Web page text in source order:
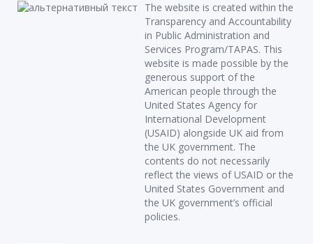
The website is created within the
Transparency and Accountability
in Public Administration and
Services Program/TAPAS. This
website is made possible by the
generous support of the
American people through the
United States Agency for
International Development
(USAID) alongside UK aid from
the UK government. The
contents do not necessarily
reflect the views of USAID or the
United States Government and
the UK government’s official
policies.